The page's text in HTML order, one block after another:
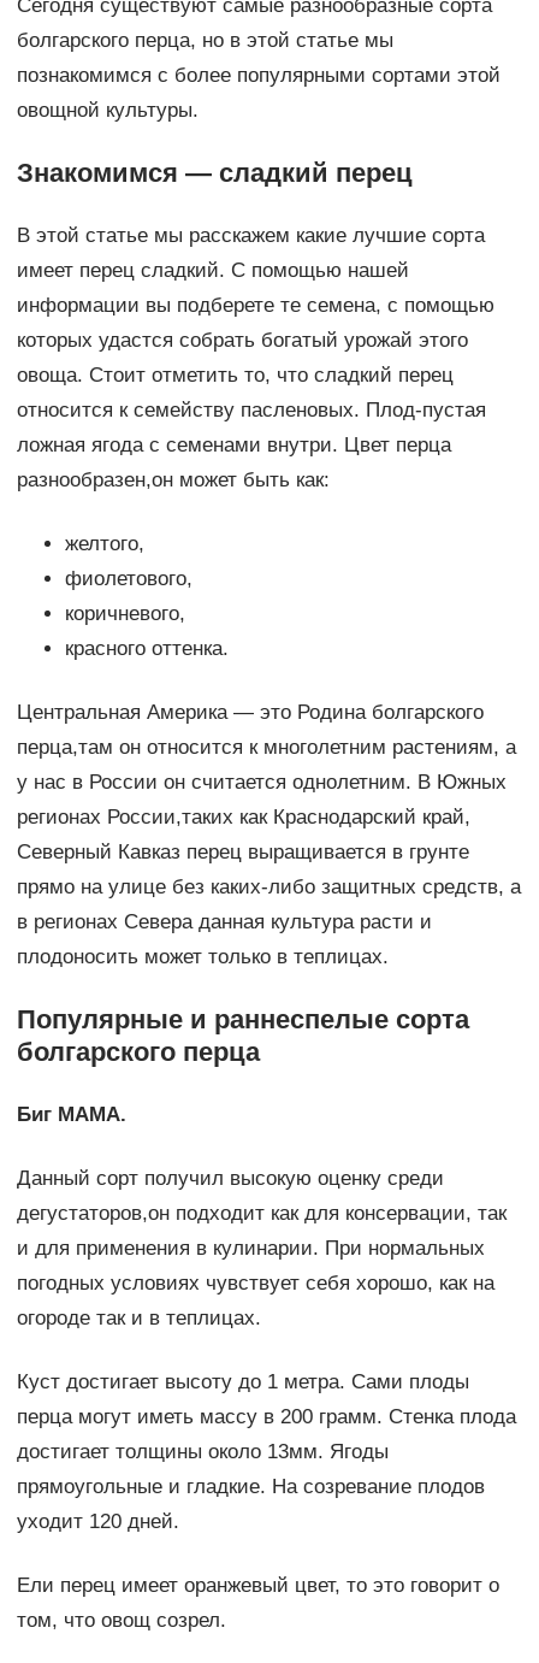
Сегодня существуют самые разнообразные сорта
болгарского перца, но в этой статье мы
познакомимся с более популярными сортами этой
овощной культуры.
Знакомимся — сладкий перец
В этой статье мы расскажем какие лучшие сорта
имеет перец сладкий. С помощью нашей
информации вы подберете те семена, с помощью
которых удастся собрать богатый урожай этого
овоща. Стоит отметить то, что сладкий перец
относится к семейству пасленовых. Плод-пустая
ложная ягода с семенами внутри. Цвет перца
разнообразен,он может быть как:
желтого,
фиолетового,
коричневого,
красного оттенка.
Центральная Америка — это Родина болгарского
перца,там он относится к многолетним растениям, а
у нас в России он считается однолетним. В Южных
регионах России,таких как Краснодарский край,
Северный Кавказ перец выращивается в грунте
прямо на улице без каких-либо защитных средств, а
в регионах Севера данная культура расти и
плодоносить может только в теплицах.
Популярные и раннеспелые сорта
болгарского перца
Биг МАМА.
Данный сорт получил высокую оценку среди
дегустаторов,он подходит как для консервации, так
и для применения в кулинарии. При нормальных
погодных условиях чувствует себя хорошо, как на
огороде так и в теплицах.
Куст достигает высоту до 1 метра. Сами плоды
перца могут иметь массу в 200 грамм. Стенка плода
достигает толщины около 13мм. Ягоды
прямоугольные и гладкие. На созревание плодов
уходит 120 дней.
Ели перец имеет оранжевый цвет, то это говорит о
том, что овощ созрел.